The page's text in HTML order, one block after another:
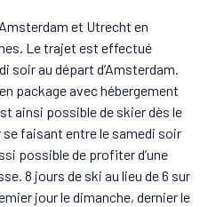
et Utrecht en
Le trajet est effectué
soir au départ d’Amsterdam.
package avec hébergement
ainsi possible de skier dès le
faisant entre le samedi soir
possible de profiter d’une
8 jours de ski au lieu de 6 sur
jour le dimanche, dernier le